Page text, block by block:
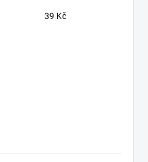
39 Kč